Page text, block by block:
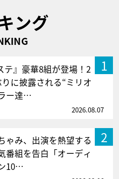
ング
1
テ』豪華8組が登場！2
に披露される“ミリオ
ー達…
2026.08.07
2
ゃみ、出演を熱望する
番組を告白「オーディ
10…